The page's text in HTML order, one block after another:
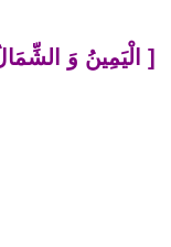
[ الْيَمِينُ وَ